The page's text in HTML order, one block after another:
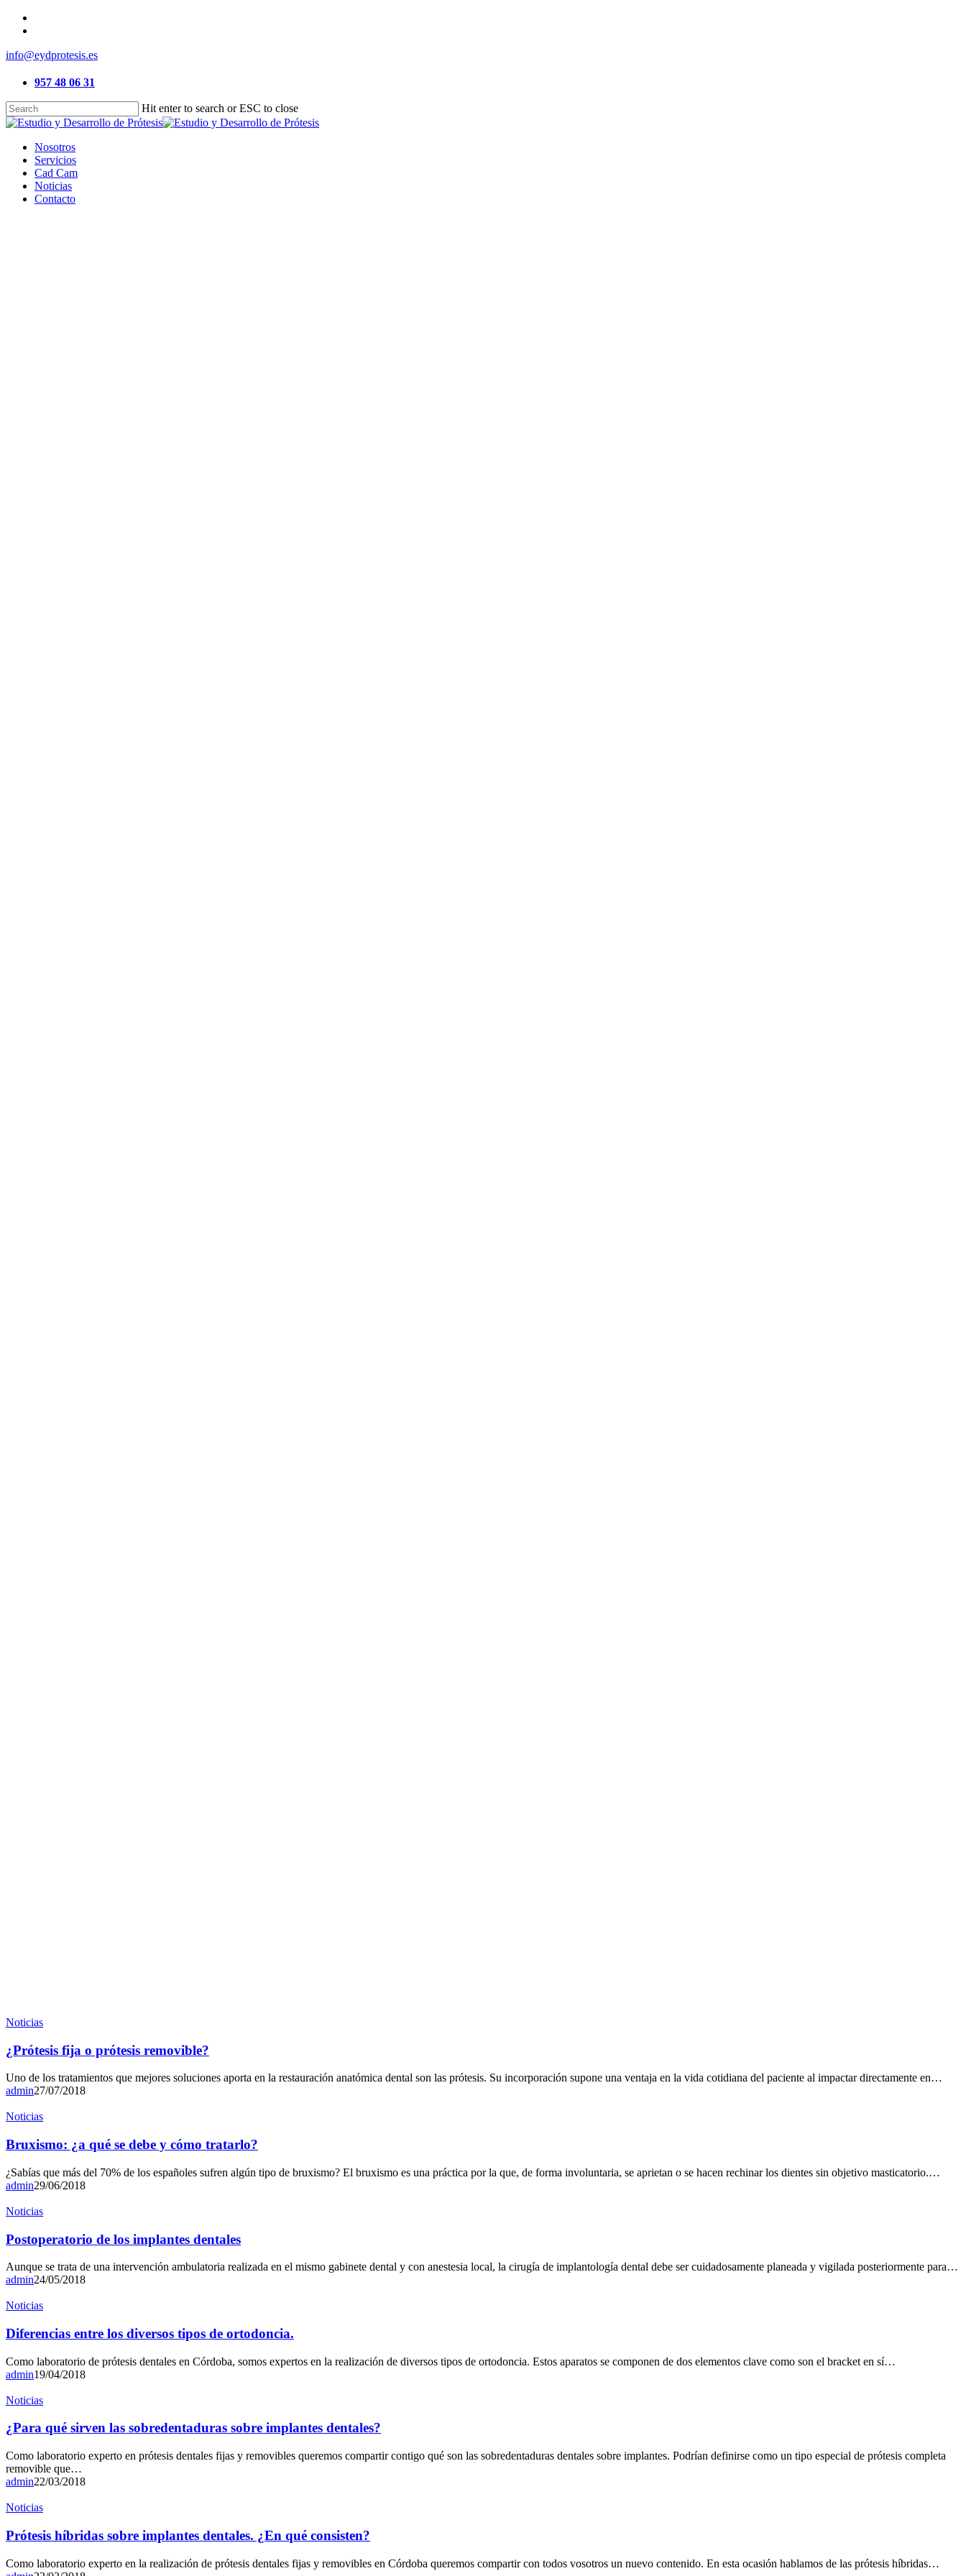
Skip
content
info@eydprotesis.es
957 48 06 31
Hit enter to search or ESC to close
Close
Menu
Nosotros
Servicios
Cad Cam
Noticias
Contacto
Noticias
¿Prótesis fija o prótesis removible?
Uno de los tratamientos que mejores soluciones aporta en la restauración anatómica dental son las prótesis. Su incorporación supone una ventaja en la vida cotidiana del paciente al impactar directamente en…
admin27/07/2018
Noticias
Bruxismo: ¿a qué se debe y cómo tratarlo?
¿Sabías que más del 70% de los españoles sufren algún tipo de bruxismo? El bruxismo es una práctica por la que, de forma involuntaria, se aprietan o se hacen rechinar los dientes sin objetivo masticatorio.…
admin29/06/2018
Noticias
Postoperatorio de los implantes dentales
Aunque se trata de una intervención ambulatoria realizada en el mismo gabinete dental y con anestesia local, la cirugía de implantología dental debe ser cuidadosamente planeada y vigilada posteriormente para…
admin24/05/2018
Noticias
Diferencias entre los diversos tipos de ortodoncia.
Como laboratorio de prótesis dentales en Córdoba, somos expertos en la realización de diversos tipos de ortodoncia. Estos aparatos se componen de dos elementos clave como son el bracket en sí…
admin19/04/2018
Noticias
¿Para qué sirven las sobredentaduras sobre implantes dentales?
Como laboratorio experto en prótesis dentales fijas y removibles queremos compartir contigo qué son las sobredentaduras dentales sobre implantes. Podrían definirse como un tipo especial de prótesis completa
removible que…
admin22/03/2018
Noticias
Prótesis híbridas sobre implantes dentales. ¿En qué consisten?
Como laboratorio experto en la realización de prótesis dentales fijas y removibles en Córdoba queremos compartir con todos vosotros un nuevo contenido. En esta ocasión hablamos de las prótesis híbridas…